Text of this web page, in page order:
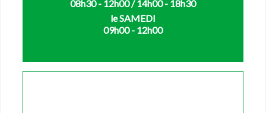
08h30 - 12h00 / 14h00 - 18h30
le SAMEDI
09h00 - 12h00